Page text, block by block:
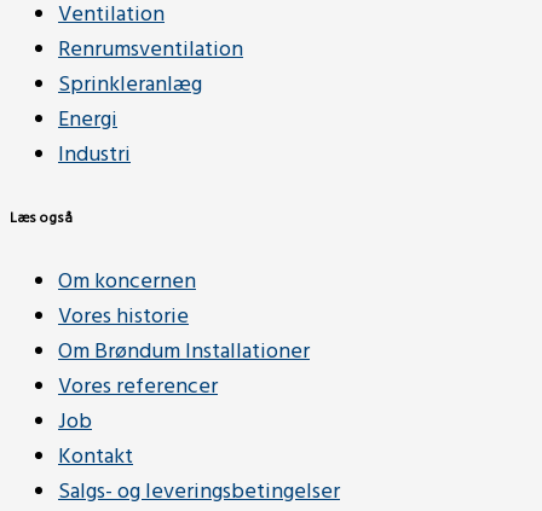
Ventilation
Renrumsventilation
Sprinkleranlæg
Energi
Industri
Læs også
Om koncernen
Vores historie
Om Brøndum Installationer
Vores referencer
Job
Kontakt
Salgs- og leveringsbetingelser